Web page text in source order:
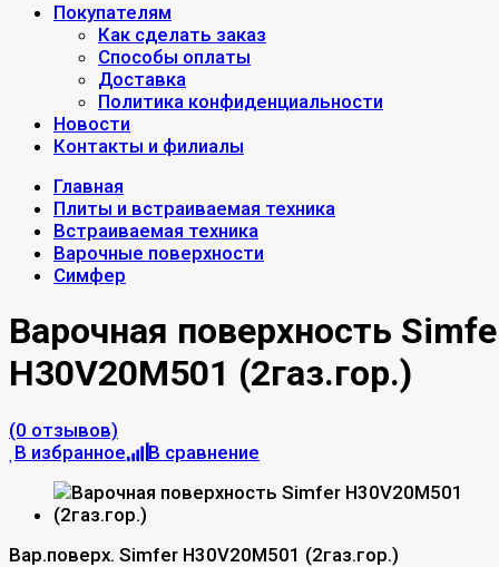
Покупателям
Как сделать заказ
Способы оплаты
Доставка
Политика конфиденциальности
Новости
Контакты и филиалы
Главная
Плиты и встраиваемая техника
Встраиваемая техника
Варочные поверхности
Симфер
Варочная поверхность
H30V20M501 (2газ.гор.)
(0 отзывов)
В избранное
В сравнение
Вар.поверх. Simfer H30V20M501 (2газ.гор.)